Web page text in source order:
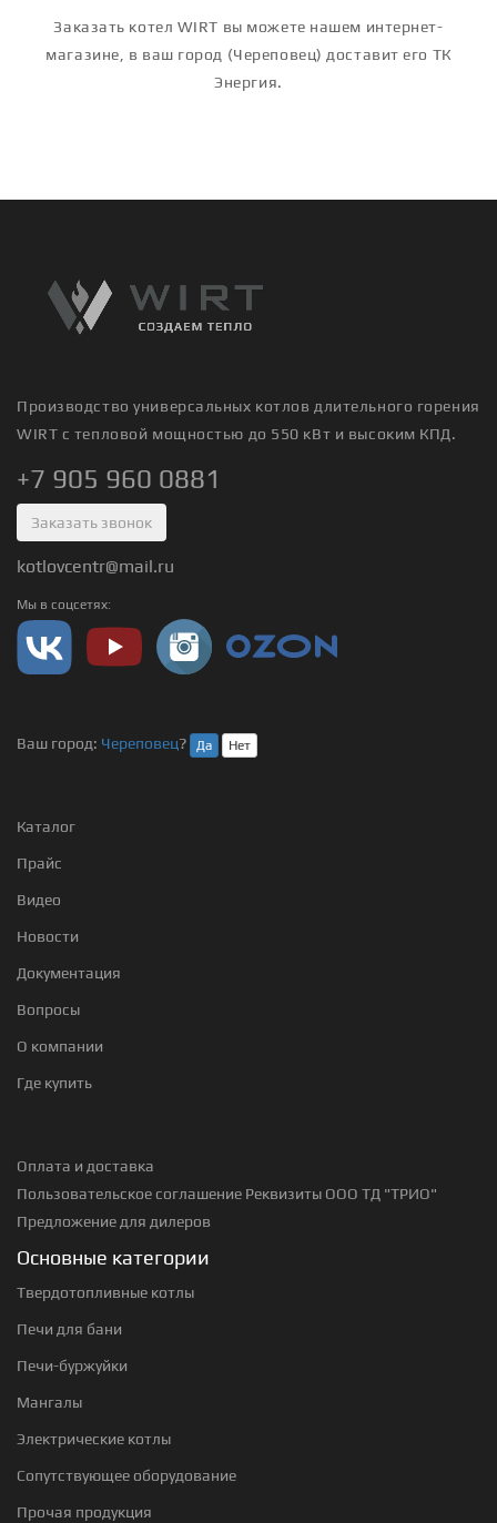
Заказать котел WIRT вы можете нашем интернет-
магазине, в ваш город (Череповец) доставит его ТК
Энергия.
Производство универсальных котлов длительного горения
WIRT с тепловой мощностью до 550 кВт и высоким КПД.
+7 905 960 0881
Заказать звонок
kotlovcentr@mail.ru
Мы в соцсетях:
Ваш город: Череповец? Да Нет
Каталог
Прайс
Видео
Новости
Документация
Вопросы
О компании
Где купить
Оплата и доставка
Пользовательское соглашение Реквизиты ООО ТД "ТРИО"
Предложение для дилеров
Основные категории
Твердотопливные котлы
Печи для бани
Печи-буржуйки
Мангалы
Электрические котлы
Сопутствующее оборудование
Прочая продукция